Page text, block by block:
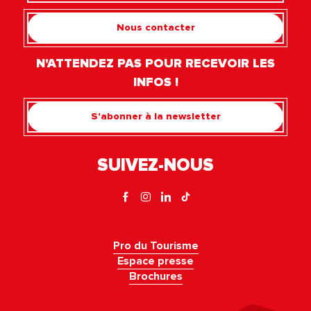
Nous contacter
N'ATTENDEZ PAS POUR RECEVOIR LES
INFOS !
S'abonner à la newsletter
SUIVEZ-NOUS
Pro du Tourisme
Espace presse
Brochures